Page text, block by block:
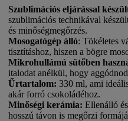
Szublimációs eljárással
szublimációs technikával
és minőségmegőrzés.
Mosogatógép álló: Tökéletes
tisztításhoz, hiszen a bögre
Mikrohullámú sütőben
italodat anélkül, hogy
Űrtartalom: 330 ml, ami
akár forró csokoládéhoz.
Minőségi kerámia: Ellenálló
hosszú távon is megőrzi